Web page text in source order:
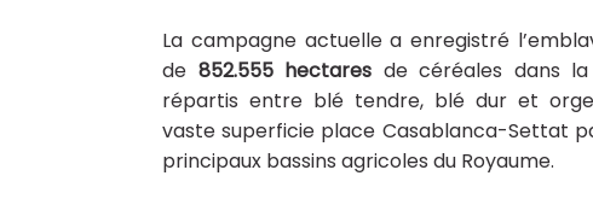
La campagne actuelle a enregistré
de 852.555 hectares de céréales dans la
répartis entre blé tendre, blé dur et
vaste superficie place Casablanca-Settat
principaux bassins agricoles du Royaume.